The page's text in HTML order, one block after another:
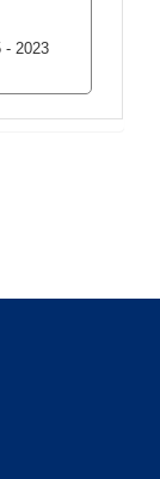
- 2023